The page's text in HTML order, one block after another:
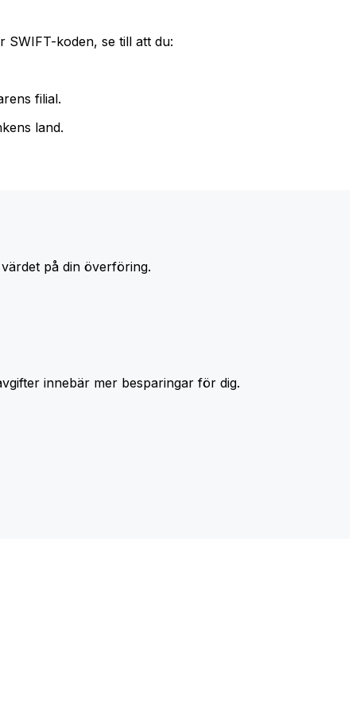
koden, se till att du:
filial.
land.
på din överföring.
innebär mer besparingar för dig.